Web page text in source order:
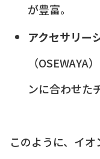
が豊富。
アクセサリー
（
ンに合わせた
このように、イ